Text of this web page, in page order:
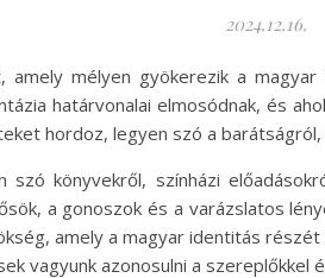
2024.12.16.
mélyen gyökerezik a
határvonalai elmosódnak, és
hordoz, legyen szó a
szó könyvekről, színházi
a gonoszok és a varázslatos
amely a magyar identitás
vagyunk azonosulni a szereplőkkel